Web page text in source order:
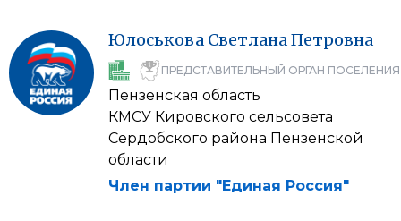
Юлоськова СветланаПетровна
ПРЕДСТАВИТЕЛЬНЫЙ ОРГАН ПОСЕЛЕНИЯ
Пензенская область
КМСУ Кировского сельсовета
Сердобского района Пензенской
области
Член партии "Единая Россия"